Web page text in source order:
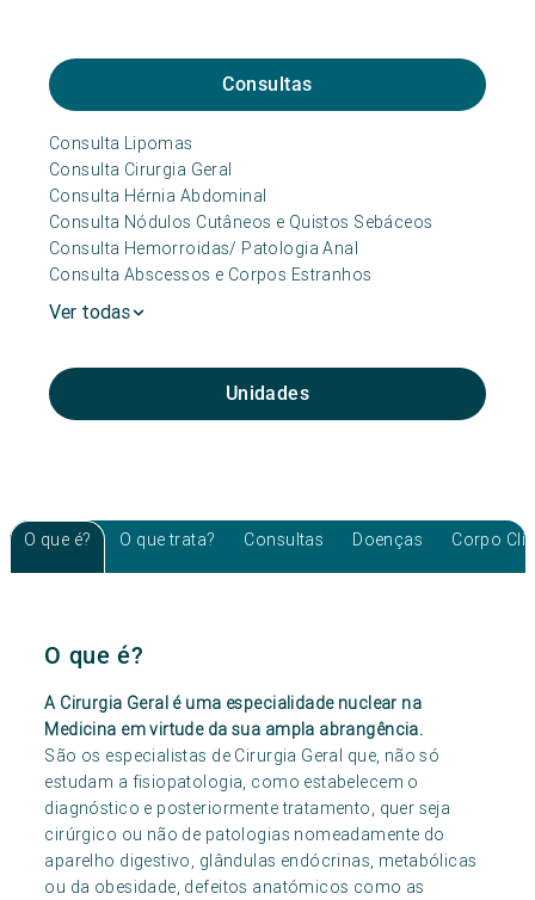
Consultas
Consulta Lipomas
Consulta Cirurgia Geral
Consulta Hérnia Abdominal
Consulta Nódulos Cutâneos e Quistos Sebáceos
Consulta Hemorroidas/ Patologia Anal
Consulta Abscessos e Corpos Estranhos
Ver todas
Unidades
O que é? O que trata? Consultas Doenças Corpo
O que é?
A Cirurgia Geral é uma especialidade nuclear na
Medicina em virtude da sua ampla abrangência.
São os especialistas de Cirurgia Geral que, não só
estudam a fisiopatologia, como estabelecem o
diagnóstico e posteriormente tratamento, quer seja
cirúrgico ou não de patologias nomeadamente do
aparelho digestivo, glândulas endócrinas, metabólicas
ou da obesidade, defeitos anatómicos como as